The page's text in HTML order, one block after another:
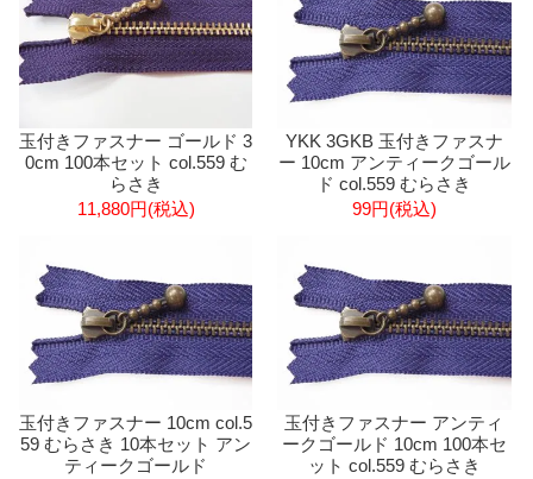
玉付きファスナー ゴールド 3
0cm 100本セット col.559 む
らさき
11,880円(税込)
YKK 3GKB 玉付きファスナ
ー 10cm アンティークゴール
ド col.559 むらさき
99円(税込)
玉付きファスナー 10cm col.5
59 むらさき 10本セット アン
ティークゴールド
玉付きファスナー アンティ
ークゴールド 10cm 100本セ
ット col.559 むらさき